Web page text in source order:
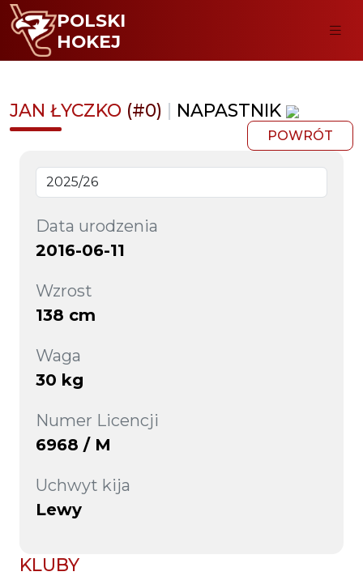
POLSKI
HOKEJ
JAN ŁYCZKO (#0) | NAPASTNIK
POWRÓT
Data urodzenia
2016-06-11
Wzrost
138 cm
Waga
30 kg
Numer Licencji
6968 / M
Uchwyt kija
Lewy
KLUBY